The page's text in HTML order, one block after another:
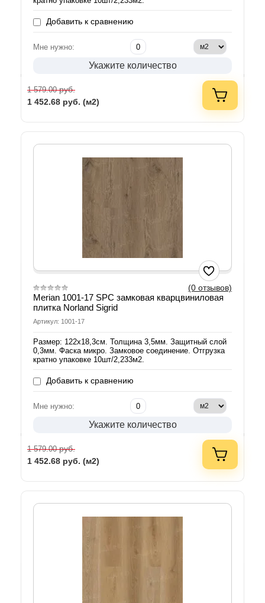
Добавить к сравнению
Мне нужно:
Укажите количество
1 579.00руб.
1 452.68 руб. (м2)
(0 отзывов)
Merian 1001-17 SPC замковая кварцвиниловая
плитка Norland Sigrid
Артикул: 1001-17
Размер: 122х18,3см. Толщина 3,5мм. Защитный слой
0,3мм. Фаска микро. Замковое соединение. Отгрузка
кратно упаковке 10шт/2,233м2.
Добавить к сравнению
Мне нужно:
Укажите количество
1 579.00руб.
1 452.68 руб. (м2)